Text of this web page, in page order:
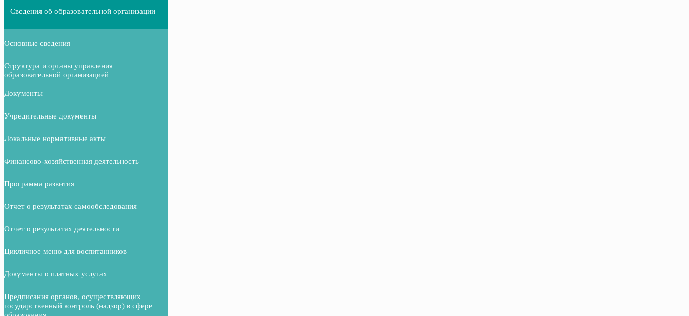
Сведения об образовательной организации
Основные сведения
Структура и органы управления
образовательной организацией
Документы
Учредительные документы
Локальные нормативные акты
Финансово-хозяйственная деятельность
Программа развития
Отчет о результатах самообследования
Отчет о результатах деятельности
Цикличное меню для воспитанников
Документы о платных услугах
Предписания органов, осуществляющих
государственный контроль (надзор) в сфере